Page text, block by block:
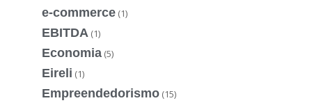
e-commerce (1)
EBITDA (1)
Economia (5)
Eireli (1)
Empreendedorismo (15)